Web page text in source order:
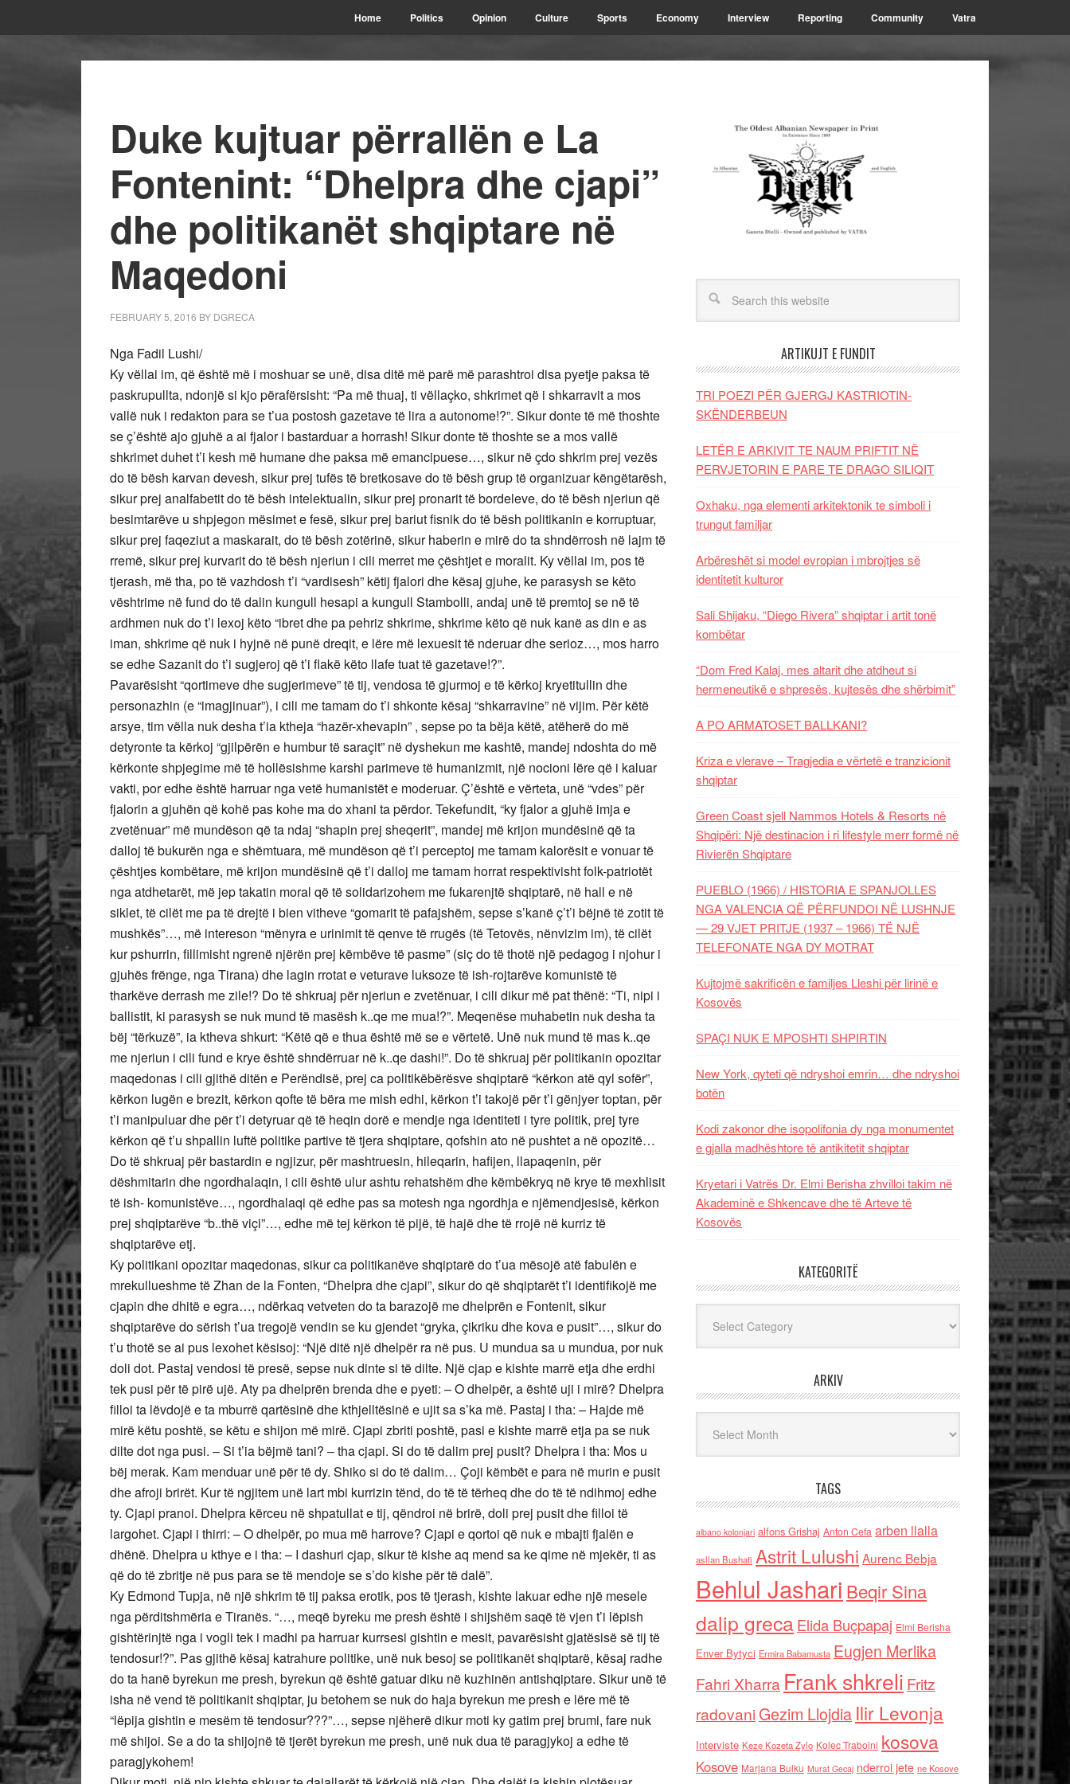
Home Politics Opinion Culture Sports Economy Interview Reporting Community Vatra
Duke kujtuar përrallën e La
Fontenint: “Dhelpra dhe cjapi”
dhe politikanët shqiptare në
Maqedoni
FEBRUARY 5, 2016 BY DGRECA
Nga Fadil Lushi/
Ky vëllai im, që është më i moshuar se unë, disa ditë më parë më parashtroi disa pyetje paksa të
paskrupullta, ndonjë si kjo përafërsisht: “Pa më thuaj, ti vëllaçko, shkrimet që i shkarravit a mos
vallë nuk i redakton para se t’ua postosh gazetave të lira a autonome!?”. Sikur donte të më thoshte
se ç’është ajo gjuhë a ai fjalor i bastarduar a horrash! Sikur donte të thoshte se a mos vallë
shkrimet duhet t’i kesh më humane dhe paksa më emancipuese…, sikur në çdo shkrim prej vezës
do të bësh karvan devesh, sikur prej tufës të bretkosave do të bësh grup të organizuar këngëtarësh,
sikur prej analfabetit do të bësh intelektualin, sikur prej pronarit të bordeleve, do të bësh njeriun që
besimtarëve u shpjegon mësimet e fesë, sikur prej bariut fisnik do të bësh politikanin e korruptuar,
sikur prej faqeziut a maskarait, do të bësh zotërinë, sikur haberin e mirë do ta shndërrosh në lajm të
rremë, sikur prej kurvarit do të bësh njeriun i cili merret me çështjet e moralit. Ky vëllai im, pos të
tjerash, më tha, po të vazhdosh t’i “vardisesh” këtij fjalori dhe kësaj gjuhe, ke parasysh se këto
vështrime në fund do të dalin kungull hesapi a kungull Stambolli, andaj unë të premtoj se në të
ardhmen nuk do t’i lexoj këto “ibret dhe pa pehriz shkrime, shkrime këto që nuk kanë as din e as
iman, shkrime që nuk i hyjnë në punë dreqit, e lëre më lexuesit të nderuar dhe serioz…, mos harro
se edhe Sazanit do t’i sugjeroj që t’i flakë këto llafe tuat të gazetave!?”.
Pavarësisht “qortimeve dhe sugjerimeve” të tij, vendosa të gjurmoj e të kërkoj kryetitullin dhe
personazhin (e “imagjinuar”), i cili me tamam do t’i shkonte kësaj “shkarravine” në vijim. Për këtë
arsye, tim vëlla nuk desha t’ia ktheja “hazër-xhevapin” , sepse po ta bëja këtë, atëherë do më
detyronte ta kërkoj “gjilpërën e humbur të saraçit” në dyshekun me kashtë, mandej ndoshta do më
kërkonte shpjegime më të hollësishme karshi parimeve të humanizmit, një nocioni lëre që i kaluar
vakti, por edhe është harruar nga vetë humanistët e moderuar. Ç’është e vërteta, unë “vdes” për
fjalorin a gjuhën që kohë pas kohe ma do xhani ta përdor. Tekefundit, “ky fjalor a gjuhë imja e
zvetënuar” më mundëson që ta ndaj “shapin prej sheqerit”, mandej më krijon mundësinë që ta
dalloj të bukurën nga e shëmtuara, më mundëson që t’i perceptoj me tamam kalorësit e vonuar të
çështjes kombëtare, më krijon mundësinë që t’i dalloj me tamam horrat respektivisht folk-patriotët
nga atdhetarët, më jep takatin moral që të solidarizohem me fukarenjtë shqiptarë, në hall e në
siklet, të cilët me pa të drejtë i bien vitheve “gomarit të pafajshëm, sepse s’kanë ç’t’i bëjnë të zotit të
mushkës”…, më intereson “mënyra e urinimit të qenve të rrugës (të Tetovës, nënvizim im), të cilët
kur pshurrin, fillimisht ngrenë njërën prej këmbëve të pasme” (siç do të thotë një pedagog i njohur i
gjuhës frënge, nga Tirana) dhe lagin rrotat e veturave luksoze të ish-rojtarëve komunistë të
tharkëve derrash me zile!? Do të shkruaj për njeriun e zvetënuar, i cili dikur më pat thënë: “Ti, nipi i
ballistit, ki parasysh se nuk mund të masësh k..qe me mua!?”. Meqenëse muhabetin nuk desha ta
bëj “tërkuzë”, ia ktheva shkurt: “Këtë që e thua është më se e vërtetë. Unë nuk mund të mas k..qe
me njeriun i cili fund e krye është shndërruar në k..qe dashi!”. Do të shkruaj për politikanin opozitar
maqedonas i cili gjithë ditën e Perëndisë, prej ca politikëbërësve shqiptarë “kërkon atë qyl sofër”,
kërkon lugën e brezit, kërkon qofte të bëra me mish edhi, kërkon t’i takojë për t’i gënjyer toptan, për
t’i manipuluar dhe për t’i detyruar që të heqin dorë e mendje nga identiteti i tyre politik, prej tyre
kërkon që t’u shpallin luftë politike partive të tjera shqiptare, qofshin ato në pushtet a në opozitë…
Do të shkruaj për bastardin e ngjizur, për mashtruesin, hileqarin, hafijen, llapaqenin, për
dëshmitarin dhe ngordhalaqin, i cili është ulur ashtu rehatshëm dhe këmbëkryq në krye të mexhlisit
të ish- komunistëve…, ngordhalaqi që edhe pas sa motesh nga ngordhja e njëmendjesisë, kërkon
prej shqiptarëve “b..thë viçi”…, edhe më tej kërkon të pijë, të hajë dhe të rrojë në kurriz të
shqiptarëve etj.
Ky politikani opozitar maqedonas, sikur ca politikanëve shqiptarë do t’ua mësojë atë fabulën e
mrekullueshme të Zhan de la Fonten, “Dhelpra dhe cjapi”, sikur do që shqiptarët t’i identifikojë me
cjapin dhe dhitë e egra…, ndërkaq vetveten do ta barazojë me dhelprën e Fontenit, sikur
shqiptarëve do sërish t’ua tregojë vendin se ku gjendet “gryka, çikriku dhe kova e pusit”…, sikur do
t’u thotë se ai pus lexohet kësisoj: “Një ditë një dhelpër ra në pus. U mundua sa u mundua, por nuk
doli dot. Pastaj vendosi të presë, sepse nuk dinte si të dilte. Një cjap e kishte marrë etja dhe erdhi
tek pusi për të pirë ujë. Aty pa dhelprën brenda dhe e pyeti: – O dhelpër, a është uji i mirë? Dhelpra
filloi ta lëvdojë e ta mburrë qartësinë dhe kthjelltësinë e ujit sa s’ka më. Pastaj i tha: – Hajde më
mirë këtu poshtë, se këtu e shijon më mirë. Cjapi zbriti poshtë, pasi e kishte marrë etja pa se nuk
dilte dot nga pusi. – Si t’ia bëjmë tani? – tha cjapi. Si do të dalim prej pusit? Dhelpra i tha: Mos u
bëj merak. Kam menduar unë për të dy. Shiko si do të dalim… Çoji këmbët e para në murin e pusit
dhe afroji brirët. Kur të ngjitem unë lart mbi kurrizin tënd, do të të tërheq dhe do të të ndihmoj edhe
ty. Cjapi pranoi. Dhelpra kërceu në shpatullat e tij, qëndroi në brirë, doli prej pusit dhe filloi të
largohet. Cjapi i thirri: – O dhelpër, po mua më harrove? Cjapi e qortoi që nuk e mbajti fjalën e
dhënë. Dhelpra u kthye e i tha: – I dashuri cjap, sikur të kishe aq mend sa ke qime në mjekër, ti as
që do të zbritje në pus para se të mendoje se s’do kishe për të dalë”.
Ky Edmond Tupja, në një shkrim të tij paksa erotik, pos të tjerash, kishte lakuar edhe një mesele
nga përditshmëria e Tiranës. “…, meqë byreku me presh është i shijshëm saqë të vjen t’i lëpish
gishtërinjtë nga i vogli tek i madhi pa harruar kurrsesi gishtin e mesit, pavarësisht gjatësisë së tij të
tendosur!?”. Pas gjithë kësaj katrahure politike, unë nuk besoj se politikanët shqiptarë, kësaj radhe
do ta hanë byrekun me presh, byrekun që është gatuar diku në kuzhinën antishqiptare. Sikur unë të
isha në vend të politikanit shqiptar, ju betohem se nuk do haja byrekun me presh e lëre më të
“lëpija gishtin e mesëm të tendosur???”…, sepse njëherë dikur moti ky gatim prej brumi, fare nuk
më shijoi. Se a do ta shijojnë të tjerët byrekun me presh, unë nuk dua të paragjykoj a edhe të
paragjykohem!
ARTIKUJT E FUNDIT
TRI POEZI PËR GJERGJ KASTRIOTIN-
SKËNDERBEUN
LETËR E ARKIVIT TE NAUM PRIFTIT NË
PERVJETORIN E PARE TE DRAGO SILIQIT
Oxhaku, nga elementi arkitektonik te simboli i
trungut familjar
Arbëreshët si model evropian i mbrojtjes së
identitetit kulturor
Sali Shijaku, “Diego Rivera” shqiptar i artit tonë
kombëtar
“Dom Fred Kalaj, mes altarit dhe atdheut si
hermeneutikë e shpresës, kujtesës dhe shërbimit”
A PO ARMATOSET BALLKANI?
Kriza e vlerave – Tragjedia e vërtetë e tranzicionit
shqiptar
Green Coast sjell Nammos Hotels & Resorts në
Shqipëri: Një destinacion i ri lifestyle merr formë në
Rivierën Shqiptare
PUEBLO (1966) / HISTORIA E SPANJOLLES
NGA VALENCIA QË PËRFUNDOI NË LUSHNJE
— 29 VJET PRITJE (1937 – 1966) TË NJË
TELEFONATE NGA DY MOTRAT
Kujtojmë sakrificën e familjes Lleshi për lirinë e
Kosovës
SPAÇI NUK E MPOSHTI SHPIRTIN
New York, qyteti që ndryshoi emrin… dhe ndryshoi
botën
Kodi zakonor dhe isopolifonia dy nga monumentet
e gjalla madhështore të antikitetit shqiptar
Kryetari i Vatrës Dr. Elmi Berisha zhvilloi takim në
Akademinë e Shkencave dhe të Arteve të
Kosovës
KATEGORITË
ARKIV
TAGS
albano kolonjari alfons Grishaj Anton Cefa arben llalla
asllan Bushati Astrit Lulushi Aurenc Bebja
Behlul Jashari Beqir Sina
dalip grecaElida Buçpapaj Elmi Berisha
Enver Bytyci Ermira Babamusta Eugjen Merlika
Fahri Xharra Frank shkreli Fritz
radovaniGezim Llojdia Ilir Levonja
Interviste Keze Kozeta Zylo Kolec Traboini kosova
Kosove Marjana Bulku Murat Gecaj nderroi jete ne Kosove